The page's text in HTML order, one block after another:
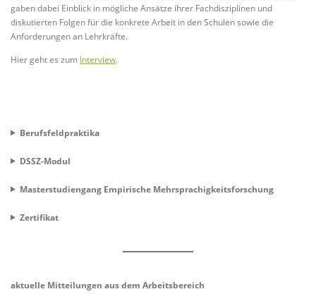
gaben dabei Einblick in mögliche Ansätze ihrer Fachdisziplinen und
diskutierten Folgen für die konkrete Arbeit in den Schulen sowie die
Anforderungen an Lehrkräfte.
Hier geht es zum Interview.
Berufsfeldpraktika
DSSZ-Modul
Masterstudiengang Empirische Mehrsprachigkeitsforschung
Zertifikat
aktuelle Mitteilungen aus dem Arbeitsbereich